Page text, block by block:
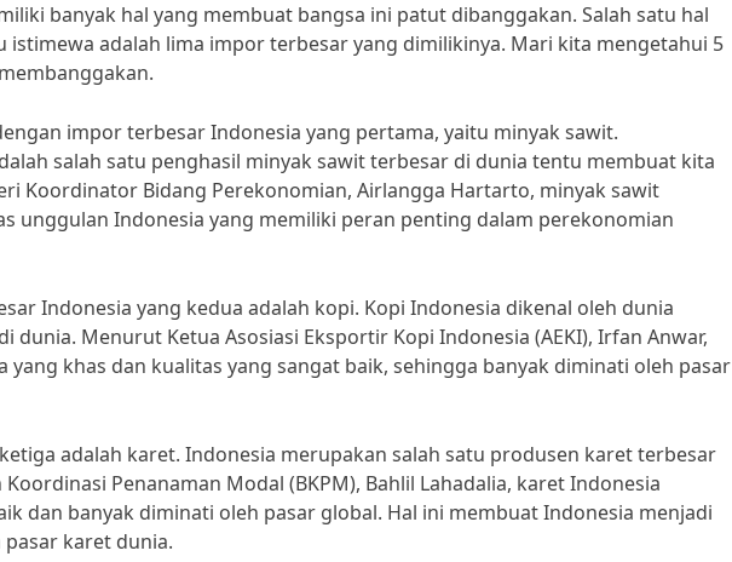
banyak hal yang membuat bangsa ini patut dibanggakan. Salah satu hal
istimewa adalah lima impor terbesar yang dimilikinya. Mari kita mengetahui 5
impor terbesar Indonesia yang pertama, yaitu minyak sawit.
salah satu penghasil minyak sawit terbesar di dunia tentu membuat kita
Koordinator Bidang Perekonomian, Airlangga Hartarto, minyak sawit
unggulan Indonesia yang memiliki peran penting dalam perekonomian
Indonesia yang kedua adalah kopi. Kopi Indonesia dikenal oleh dunia
dunia. Menurut Ketua Asosiasi Eksportir Kopi Indonesia (AEKI), Irfan Anwar,
yang khas dan kualitas yang sangat baik, sehingga banyak diminati oleh pasar
adalah karet. Indonesia merupakan salah satu produsen karet terbesar
Penanaman Modal (BKPM), Bahlil Lahadalia, karet Indonesia
dan banyak diminati oleh pasar global. Hal ini membuat Indonesia menjadi
karet dunia.